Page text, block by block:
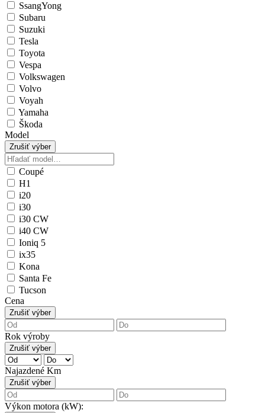
SsangYong
Subaru
Suzuki
Tesla
Toyota
Vespa
Volkswagen
Volvo
Voyah
Yamaha
Škoda
Model
Zrušiť výber
Coupé
H1
i20
i30
i30 CW
i40 CW
Ioniq 5
ix35
Kona
Santa Fe
Tucson
Cena
Zrušiť výber
Rok výroby
Zrušiť výber
Najazdené Km
Zrušiť výber
Výkon motora (kW):